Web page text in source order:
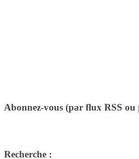
Abonnez-vous (par flux RSS ou
Recherche :